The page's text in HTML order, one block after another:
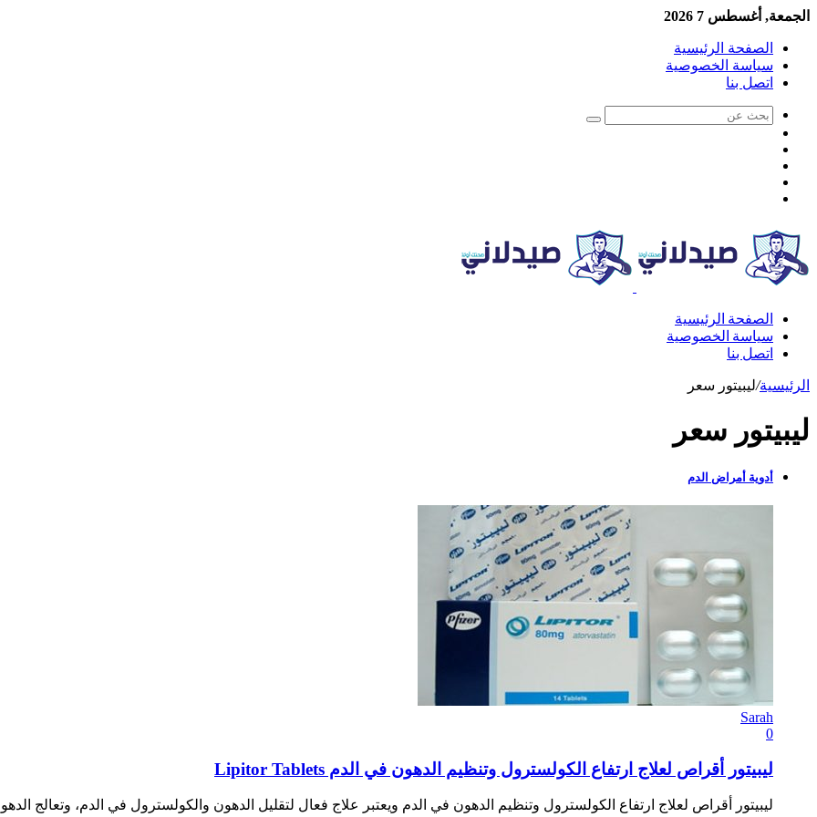
الجمعة, أغسطس 7 2026
الصفحة الرئيسية
سياسة الخصوصية
اتصل بنا
الصفحة الرئيسية
سياسة الخصوصية
اتصل بنا
الرئيسية/ليبيتور سعر
ليبيتور سعر
أدوية أمراض الدم
Sarah
0
ليبيتور أقراص لعلاج ارتفاع الكولسترول وتنظيم الدهون في الدم Lipitor Tablets
ليبيتور أقراص لعلاج ارتفاع الكولسترول وتنظيم الدهون في الدم ويعتبر علاج فعال لتقليل الدهون والكولسترول في الدم، وتعالج